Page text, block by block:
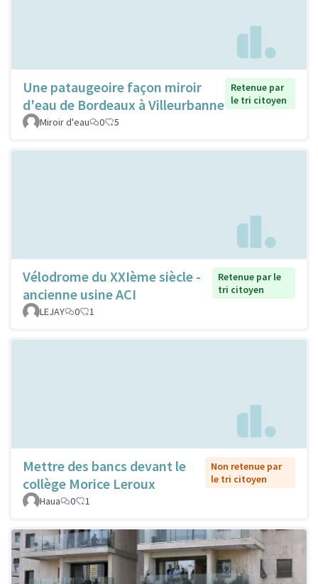
Une pataugeoire façon miroir
d'eau de Bordeaux à Villeurbanne
Retenue par
le tri citoyen
Miroir d'eau
0 5
Vélodrome du XXIème siècle -
ancienne usine ACI
Retenue par le
tri citoyen
LEJAY
0 1
Mettre des bancs devant le
collège Morice Leroux
Non retenue par
le tri citoyen
Haua
0 1